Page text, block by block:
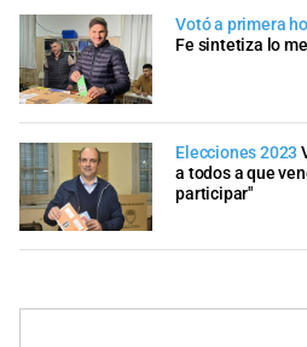
Votó a primera
Fe sintetiza lo
Elecciones 2023
a todos a que
participar"